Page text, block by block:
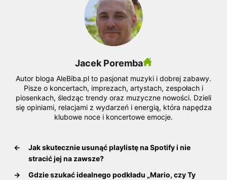
Jacek Poremba
Autor bloga AleBiba.pl to pasjonat muzyki i dobrej zabawy.
Pisze o koncertach, imprezach, artystach, zespołach i
piosenkach, śledząc trendy oraz muzyczne nowości. Dzieli
się opiniami, relacjami z wydarzeń i energią, która napędza
klubowe noce i koncertowe emocje.
←
Jak skutecznie usunąć playlistę na Spotify i nie
stracić jej na zawsze?
→
Gdzie szukać idealnego podkładu „Mario, czy Ty